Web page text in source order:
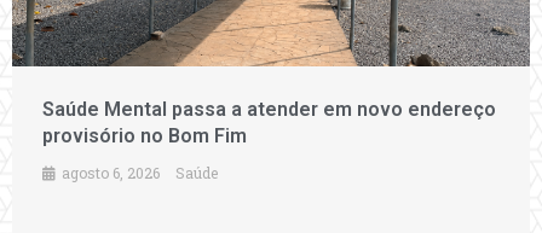
Saúde Mental passa a atender em novo endereço
provisório no Bom Fim
agosto 6, 2026 Saúde